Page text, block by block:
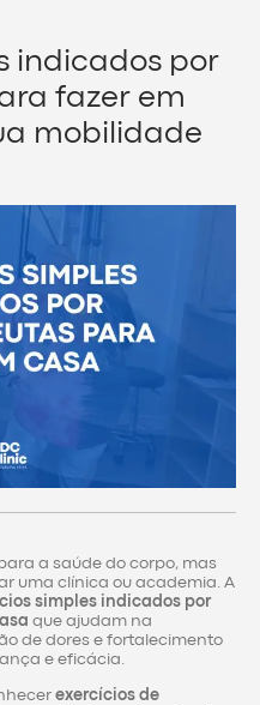
indicados por
fazer em
mobilidade
a saúde do corpo, mas
uma clínica ou academia. A
simples indicados por
que ajudam na
de dores e fortalecimento
e eficácia.
exercícios de